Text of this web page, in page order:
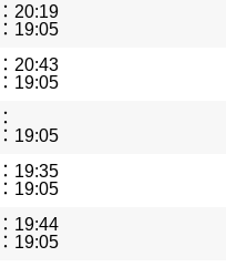
20:19
19:05
20:43
19:05
19:05
19:35
19:05
19:44
19:05